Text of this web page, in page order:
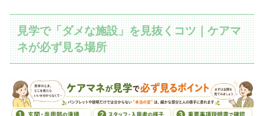
見学で「ダメな施設」を見抜くコツ｜ケアマ
ネが必ず見る場所